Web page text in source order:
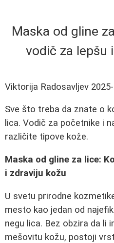
Maska od gline
vodič za lepšu
Viktorija Radosavljev
Sve što treba da znate o
lica. Vodič za početnike i
različite tipove kože.
Maska od gline za lice:
i zdraviju kožu
U svetu prirodne
mesto kao jedan od
negu lica. Bez obzira da li
mešovitu kožu, postoji